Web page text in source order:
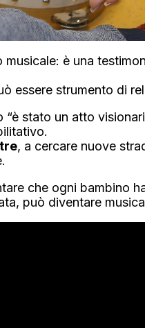
musicale: è una
essere strumento di
“è stato un atto
, a cercare nuove
che ogni bambino
può diventare